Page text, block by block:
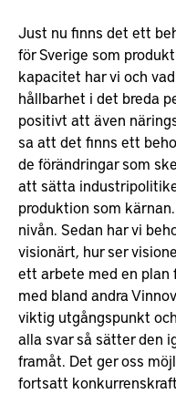
Just nu finns det ett
för Sverige som
kapacitet har vi och
hållbarhet i det breda
positivt att även
sa att det finns ett
de förändringar som
att sätta
produktion som
nivån. Sedan har vi
visionärt, hur ser
ett arbete med en plan
med bland andra
viktig utgångspunkt
alla svar så sätter den
framåt. Det ger oss
fortsatt